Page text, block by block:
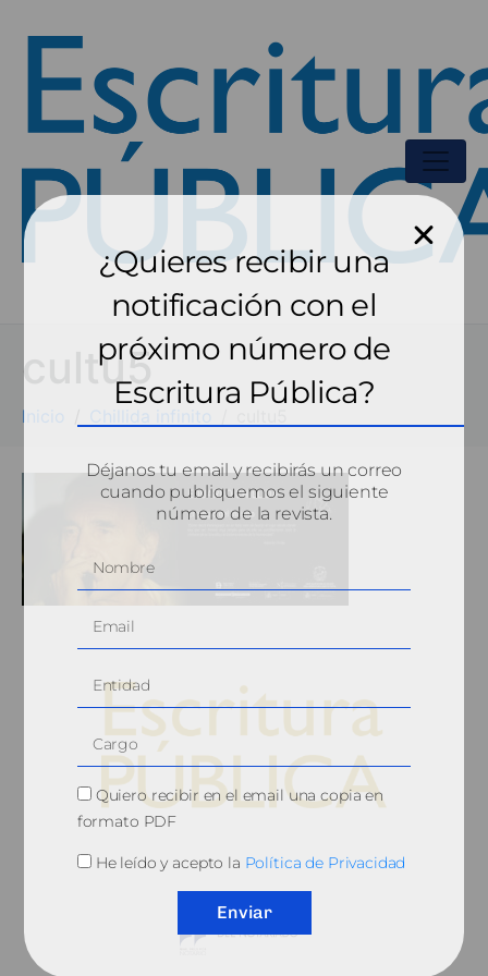
cultu5
Inicio Chillida infinito
¿Quieres recibir una
notificación con el
próximo número de
Escritura Pública?
Déjanos tu email y recibirás un correo
cuando publiquemos el siguiente
número de la revista.
Quiero recibir en el email una copia en
formato PDF
He leído y acepto la Política de Privacidad
Enviar